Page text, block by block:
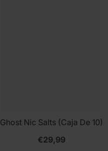
Ghost Nic Salts (Caja De 10)
€29,99